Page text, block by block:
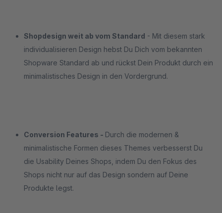
Shopdesign weit ab vom Standard - Mit diesem stark
individualisieren Design hebst Du Dich vom bekannten
Shopware Standard ab und rückst Dein Produkt durch ein
minimalistisches Design in den Vordergrund.
Conversion Features - Durch die modernen &
minimalistische Formen dieses Themes verbesserst Du
die Usability Deines Shops, indem Du den Fokus des
Shops nicht nur auf das Design sondern auf Deine
Produkte legst.